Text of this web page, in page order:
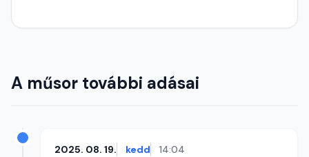
A műsor további adásai
2025. 08. 19. kedd 14:04